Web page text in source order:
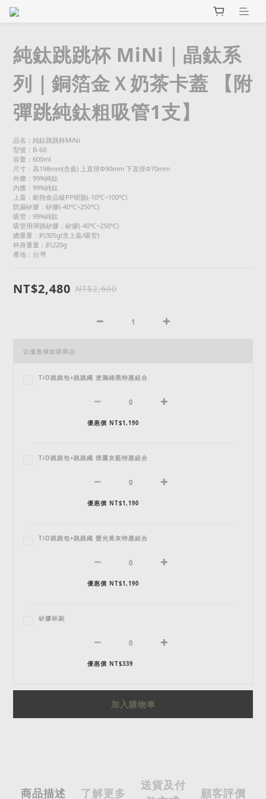
純鈦跳跳杯 MiNi｜晶鈦系
列｜銅箔金Ｘ奶茶卡蓋 【附
彈跳純鈦粗吸管1支】
品名：純鈦跳跳杯MiNi
型號：B-60
容量：600ml
尺寸：高198mm(含蓋) 上直徑Φ90mm 下直徑Φ70mm
外膽：99%純鈦
內膽：99%純鈦
上蓋：耐熱食品級PP樹脂(-10℃~100℃)
防漏矽膠：矽膠(-40℃~250℃)
吸管：99%純鈦
吸管用彈跳矽膠：矽膠(-40℃~250℃)
總重量：約305g(含上蓋/吸管)
杯身重量：約220g
產地：台灣
NT$2,480 NT$2,600
以優惠價加購商品
TiO跳跳包+跳跳繩 塗鴉綠黑特惠組合
優惠價 NT$1,190
TiO跳跳包+跳跳繩 煙霧灰藍特惠組合
優惠價 NT$1,190
TiO跳跳包+跳跳繩 螢光黃灰特惠組合
優惠價 NT$1,190
矽膠杯刷
優惠價 NT$339
加入購物車
商品描述 了解更多
送貨及付
顧客評價